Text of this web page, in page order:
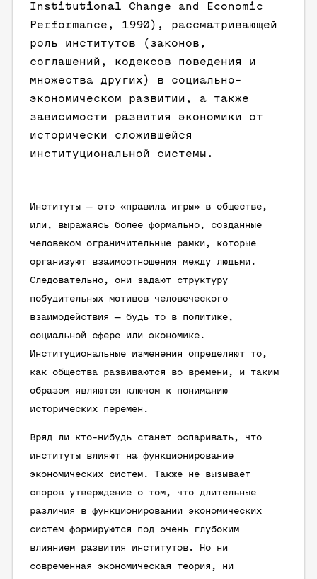
Institutional Change and Economic
Performance, 1990), рассматривающей
роль институтов (законов,
соглашений, кодексов поведения и
множества других) в социально-
экономическом развитии, а также
зависимости развития экономики от
исторически сложившейся
институциональной системы.
Институты — это «правила игры» в обществе,
или, выражаясь более формально, созданные
человеком ограничительные рамки, которые
организуют взаимоотношения между людьми.
Следовательно, они задают структуру
побудительных мотивов человеческого
взаимодействия — будь то в политике,
социальной сфере или экономике.
Институциональные изменения определяют то,
как общества развиваются во времени, и таким
образом являются ключом к пониманию
исторических перемен.
Вряд ли кто-нибудь станет оспаривать, что
институты влияют на функционирование
экономических систем. Также не вызывает
споров утверждение о том, что длительные
различия в функционировании экономических
систем формируются под очень глубоким
влиянием развития институтов. Но ни
современная экономическая теория, ни